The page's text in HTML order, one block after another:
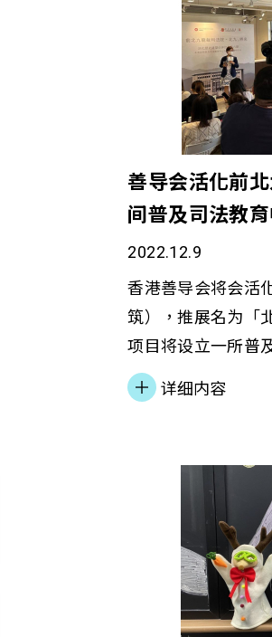
善导会活化前
间普及司法教
2022.12.9
香港善导会将会活
筑），推展名为「
项目将设立一所普
的司法精神和传统
系社区及区内文物
育」、「香港情怀
活」四大主题，
详细内容